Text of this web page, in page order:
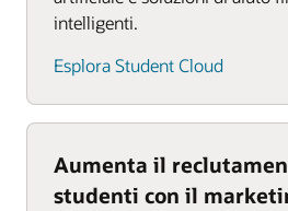
intelligenti.
Esplora Student Cloud
Aumenta il
studenti con il